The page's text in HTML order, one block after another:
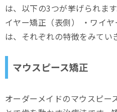
は、以下の3つが挙げられま
イヤー矯正（表側） ・ワイ
は、それぞれの特徴をみてい
マウスピース矯正
オーダーメイドのマウスピー